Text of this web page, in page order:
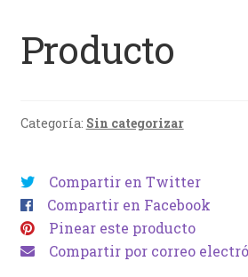
Producto
Categoría: Sin categorizar
Compartir en Twitter
Compartir en Facebook
Pinear este producto
Compartir por correo